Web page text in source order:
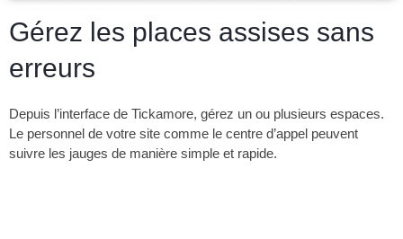
Gérez les places assises sans
erreurs
Depuis l’interface de Tickamore, gérez un ou plusieurs espaces.
Le personnel de votre site comme le centre d’appel peuvent
suivre les jauges de manière simple et rapide.